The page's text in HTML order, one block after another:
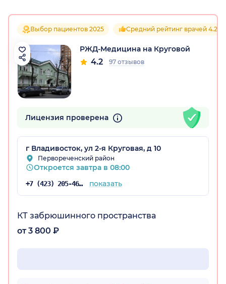
Выбор пациентов 2025 Средний рейтинг врачей 4.2
РЖД-Медицина на Круговой
4.2 97 отзывов
Лицензия проверена
г Владивосток, ул 2-я Круговая, д 10
Первореченский район
Откроется завтра в 08:00
+7 (423) 205-46-89 показать
КТ забрюшинного пространства
от 3 800 ₽